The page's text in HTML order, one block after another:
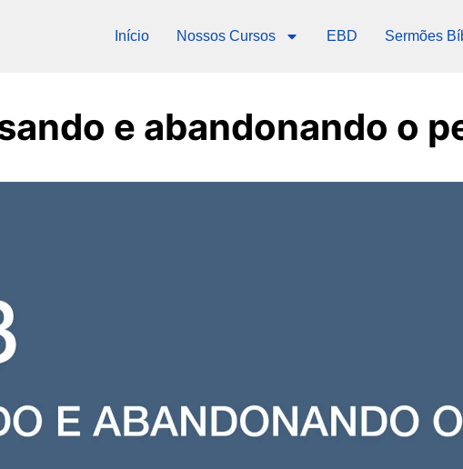
Início Nossos Cursos EBD Sermões
e abandonando o